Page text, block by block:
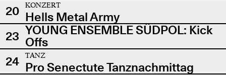
20
KONZERT
Hells Metal Army
23 YOUNG ENSEMBLE SÜDPOL: Kick
Offs
24
TANZ
Pro Senectute Tanznachmittag